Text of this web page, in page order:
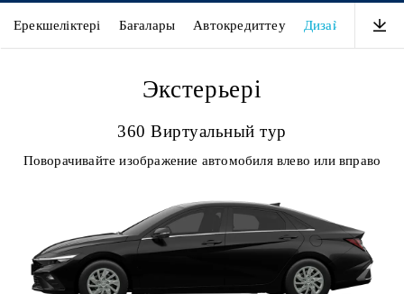
ELANTRA
Ерекшеліктері Бағалары Автокредиттеу Дизайны
Экстерьері
360 Виртуальный тур
Поворачивайте изображение автомобиля влево или вправо